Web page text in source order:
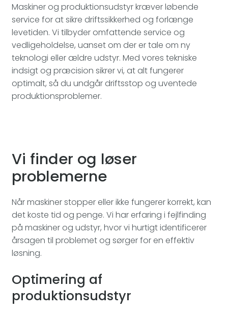
Maskiner og produktionsudstyr kræver løbende
service for at sikre driftssikkerhed og forlænge
levetiden. Vi tilbyder omfattende service og
vedligeholdelse, uanset om der er tale om ny
teknologi eller ældre udstyr. Med vores tekniske
indsigt og præcision sikrer vi, at alt fungerer
optimalt, så du undgår driftsstop og uventede
produktionsproblemer.
Vi finder og løser
problemerne
Når maskiner stopper eller ikke fungerer korrekt, kan
det koste tid og penge. Vi har erfaring i fejlfinding
på maskiner og udstyr, hvor vi hurtigt identificerer
årsagen til problemet og sørger for en effektiv
løsning.
Optimering af
produktionsudstyr